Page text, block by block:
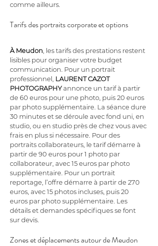
comme ailleurs.
Tarifs des portraits corporate et options
À Meudon , les tarifs des prestations restent
lisibles pour organiser votre budget
communication. Pour un portrait
professionnel, LAURENT CAZOT
PHOTOGRAPHY annonce un tarif à partir
de 60 euros pour une photo, puis 20 euros
par photo supplémentaire. La séance dure
30 minutes et se déroule avec fond uni, en
studio, ou en studio près de chez vous avec
frais en plus si nécessaire. Pour des
portraits collaborateurs, le tarif démarre à
partir de 90 euros pour 1 photo par
collaborateur, avec 15 euros par photo
supplémentaire. Pour un portrait
reportage, l’offre démarre à partir de 270
euros, avec 15 photos incluses, puis 20
euros par photo supplémentaire. Les
détails et demandes spécifiques se font
sur devis.
Zones et déplacements autour de Meudon